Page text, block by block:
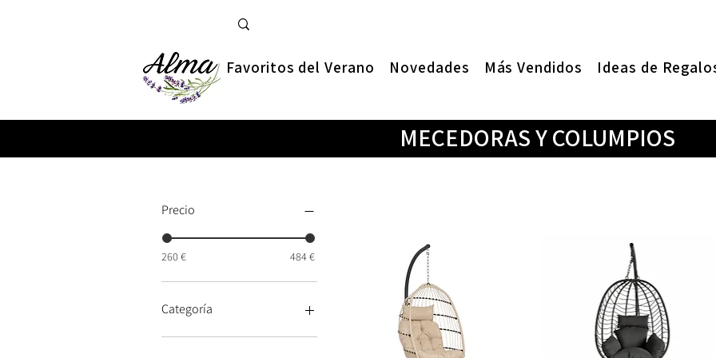
Favoritos del Verano Novedades Más Vendidos Ideas de
MECEDORAS Y COLUMPIOS
Precio
260 € 484 €
Categoría
Infantil y Juvenil